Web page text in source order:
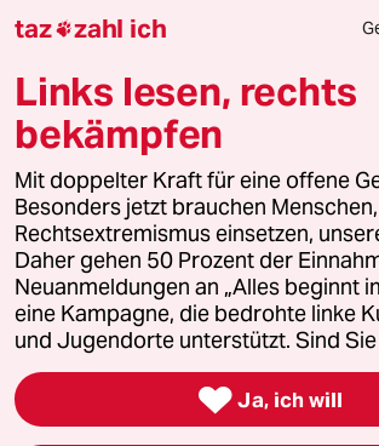
Downloads für Abonnierende
© 2026 taz Verlags und Vertriebs GmbH
Alle Rechte vorbehalten. Bei rechtlichen Fragen
wenden Sie sich bitte an lizenzen@taz.de
Feedback Redaktionsstatut
Leitlinie Informant Datenschutz
Seitenwende Einwilligungen widerrufen
taz zahl ich
Links lesen, rechts
bekämpfen
Mit doppelter Kraft für eine offene
Besonders jetzt brauchen
Rechtsextremismus einsetzen,
Daher gehen 50 Prozent der
Neuanmeldungen an „Alles beginnt
eine Kampagne, die bedrohte linke
und Jugendorte unterstützt. Sind
 Ja, ich will